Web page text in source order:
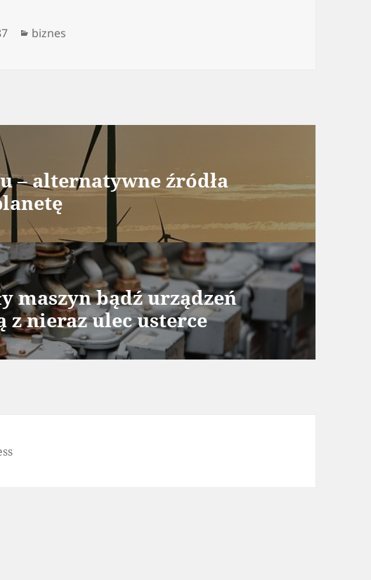
Kategorie
biznes
– alternatywne źródła
maszyn bądź urządzeń
z nieraz ulec usterce